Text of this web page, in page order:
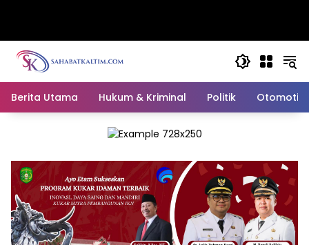
Berita Utama Hukum & Kriminal Politik Otomotif